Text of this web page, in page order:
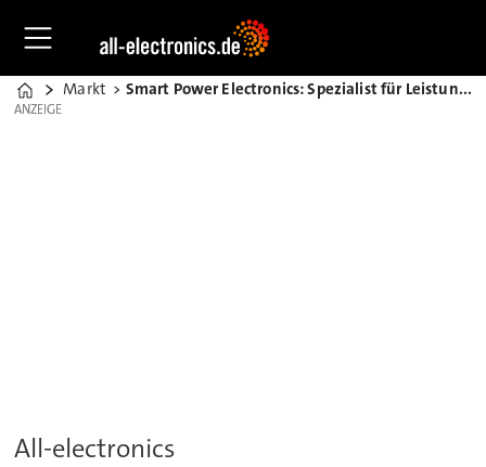
Home
Markt Smart Power Electronics: Spezialist für Leistungselektronik und mehr
ANZEIGE
ANZEIGE
All-electronics